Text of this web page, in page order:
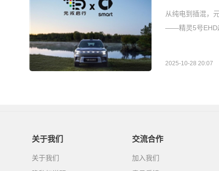
从纯电到插混，
——精灵5号EHD
2025-10-28 20:07
关于我们
关于我们
交流合作
加入我们